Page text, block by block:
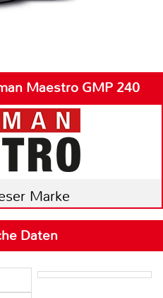
Maestro GMP 240
Marke
Daten